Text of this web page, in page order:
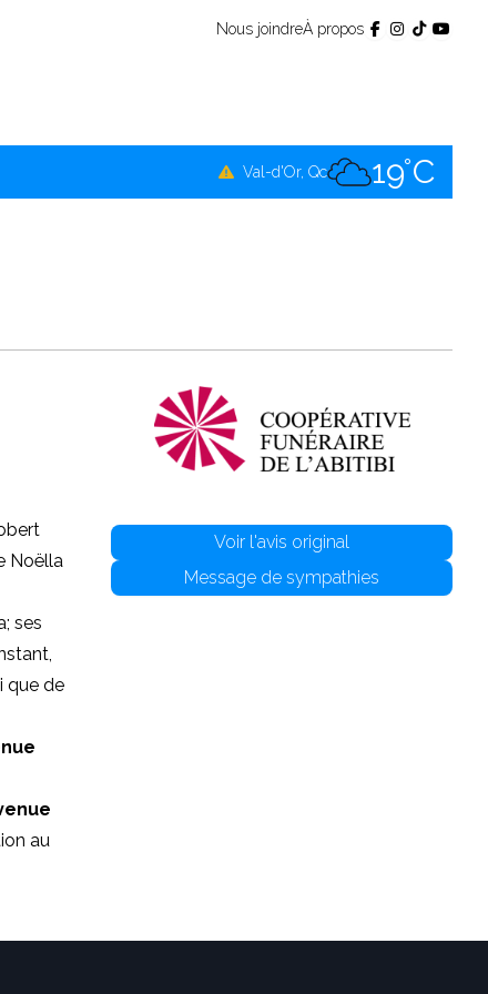
Nous joindreÀ propos
Val-d'Or, Qc 19°C
Noëlla
ses
que de
au
Voir l'avis original
Message de sympathies